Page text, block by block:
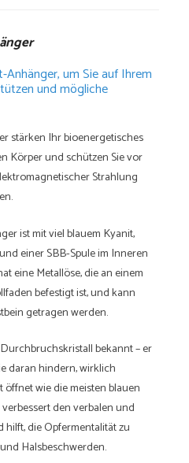
um Sie auf Ihrem
und mögliche
stärken Ihr bioenergetisches
Körper und schützen Sie vor
Strahlung
ist mit viel blauem Kyanit,
einer SBB-Spule im Inneren
eine Metallöse, die an einem
befestigt ist, und kann
getragen werden.
bekannt – er
daran hindern, wirklich
wie die meisten blauen
den verbalen und
die Opfermentalität zu
Halsbeschwerden.